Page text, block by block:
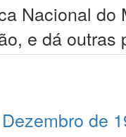
Nacional
e dá outras
de